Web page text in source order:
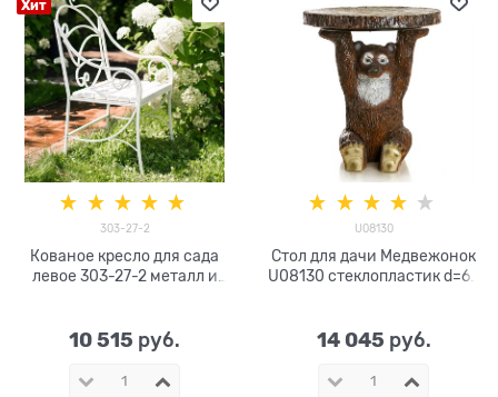
Хит
303-27-2
Кованое кресло для сада
левое 303-27-2 металл и
10 515 руб.
U08130
Стол для дачи Медвежонок
U08130 стеклопластик d=60
14 045 руб.